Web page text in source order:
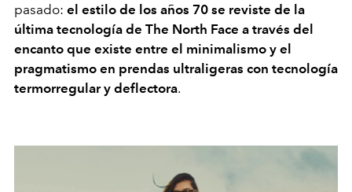
pasado: el estilo de los años 70 se reviste de la
última tecnología de The North Face a través del
encanto que existe entre el minimalismo y el
pragmatismo en prendas ultraligeras con tecnología
termorregular y deflectora.